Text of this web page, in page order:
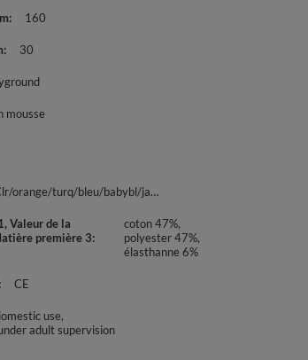
160
30
mousse
foncé:vertClr/orange/turq/bleu/babybl/jaune
Valeur de la
première 3
coton 47%,
polyester 47%,
élasthanne 6%
CE
use
adult supervision